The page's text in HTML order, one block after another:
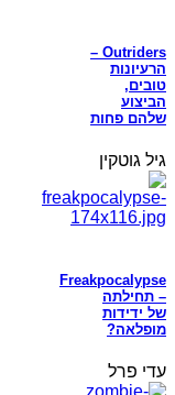
Outriders –
הרעיונות
טובים,
הביצוע
שלהם פחות
גיל גוטקין
Freakpocalypse
– תחילתה
של ידידות
מופלאה?
עדי פרל